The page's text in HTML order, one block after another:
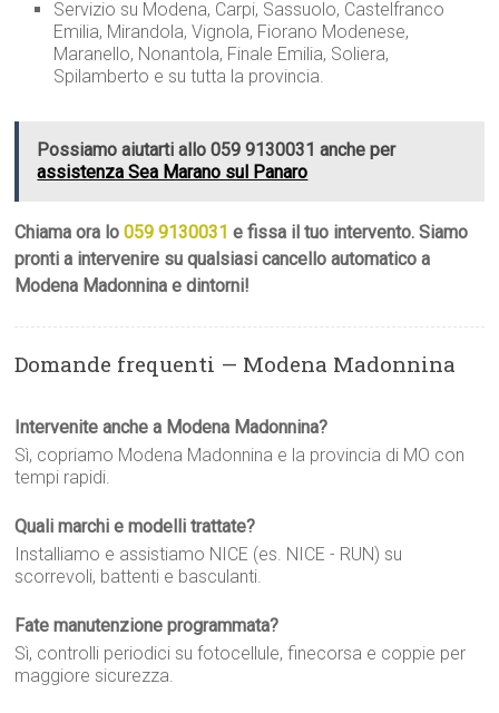
Servizio su Modena, Carpi, Sassuolo, Castelfranco
Emilia, Mirandola, Vignola, Fiorano Modenese,
Maranello, Nonantola, Finale Emilia, Soliera,
Spilamberto e su tutta la provincia.
Possiamo aiutarti allo 059 9130031 anche per
assistenza Sea Marano sul Panaro
Chiama ora lo059 9130031 e fissa il tuo intervento. Siamo
pronti a intervenire su qualsiasi cancello automatico a
Modena Madonnina e dintorni!
Domande frequenti — Modena Madonnina
Intervenite anche a Modena Madonnina?
Sì, copriamo Modena Madonnina e la provincia di MO con
tempi rapidi.
Quali marchi e modelli trattate?
Installiamo e assistiamo NICE (es. NICE - RUN) su
scorrevoli, battenti e basculanti.
Fate manutenzione programmata?
Sì, controlli periodici su fotocellule, finecorsa e coppie per
maggiore sicurezza.